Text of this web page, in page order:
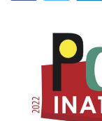
Sobre Nós
Educação
Estatuto Editorial